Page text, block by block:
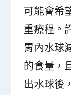
可能會希
重療程。
胃內水球
的食量，
出水球後